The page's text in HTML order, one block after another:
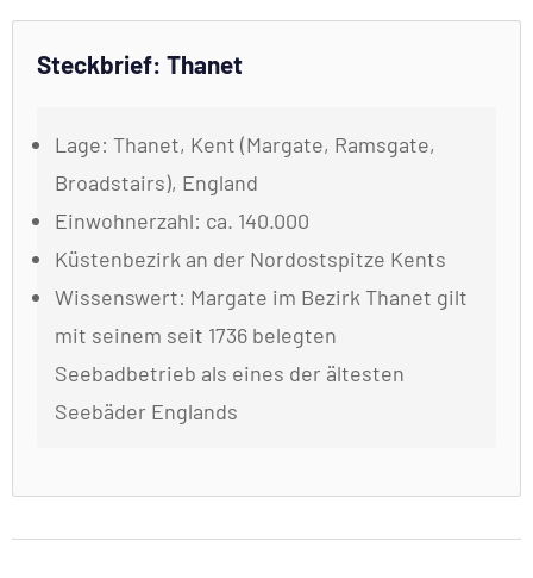
Steckbrief: Thanet
Lage: Thanet, Kent (Margate, Ramsgate,
Broadstairs), England
Einwohnerzahl: ca. 140.000
Küstenbezirk an der Nordostspitze Kents
Wissenswert: Margate im Bezirk Thanet gilt
mit seinem seit 1736 belegten
Seebadbetrieb als eines der ältesten
Seebäder Englands